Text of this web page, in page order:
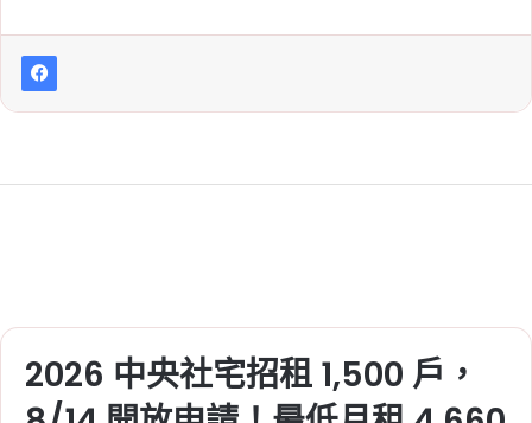
2026 中央社宅招租 1,500 戶，